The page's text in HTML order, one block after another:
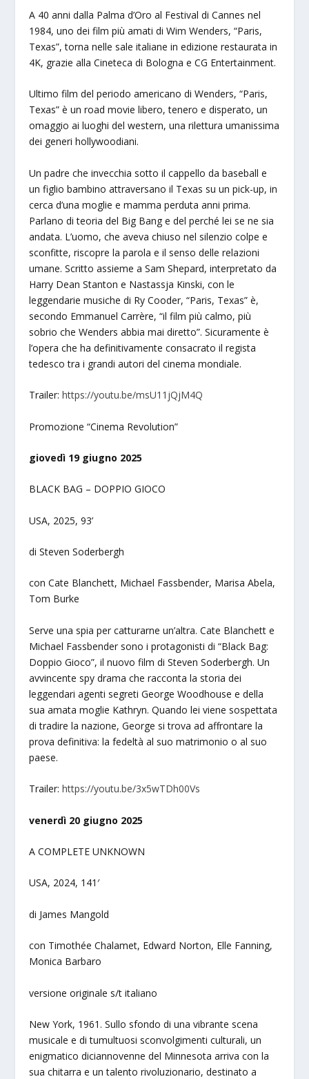
A 40 anni dalla Palma d’Oro al Festival di Cannes nel
1984, uno dei film più amati di Wim Wenders, “Paris,
Texas”, torna nelle sale italiane in edizione restaurata in
4K, grazie alla Cineteca di Bologna e CG Entertainment.
Ultimo film del periodo americano di Wenders, “Paris,
Texas” è un road movie libero, tenero e disperato, un
omaggio ai luoghi del western, una rilettura umanissima
dei generi hollywoodiani.
Un padre che invecchia sotto il cappello da baseball e
un figlio bambino attraversano il Texas su un pick-up, in
cerca d’una moglie e mamma perduta anni prima.
Parlano di teoria del Big Bang e del perché lei se ne sia
andata. L’uomo, che aveva chiuso nel silenzio colpe e
sconfitte, riscopre la parola e il senso delle relazioni
umane. Scritto assieme a Sam Shepard, interpretato da
Harry Dean Stanton e Nastassja Kinski, con le
leggendarie musiche di Ry Cooder, “Paris, Texas” è,
secondo Emmanuel Carrère, “il film più calmo, più
sobrio che Wenders abbia mai diretto”. Sicuramente è
l’opera che ha definitivamente consacrato il regista
tedesco tra i grandi autori del cinema mondiale.
Trailer:https://youtu.be/msU11jQjM4Q
Promozione “Cinema Revolution”
giovedì 19 giugno 2025
BLACK BAG – DOPPIO GIOCO
USA, 2025, 93’
di Steven Soderbergh
con Cate Blanchett, Michael Fassbender, Marisa Abela,
Tom Burke
Serve una spia per catturarne un’altra. Cate Blanchett e
Michael Fassbender sono i protagonisti di “Black Bag:
Doppio Gioco”, il nuovo film di Steven Soderbergh. Un
avvincente spy drama che racconta la storia dei
leggendari agenti segreti George Woodhouse e della
sua amata moglie Kathryn. Quando lei viene sospettata
di tradire la nazione, George si trova ad affrontare la
prova definitiva: la fedeltà al suo matrimonio o al suo
paese.
Trailer:https://youtu.be/3x5wTDh00Vs
venerdì 20 giugno 2025
A COMPLETE UNKNOWN
USA, 2024, 141′
di James Mangold
con Timothée Chalamet, Edward Norton, Elle Fanning,
Monica Barbaro
versione originale s/t italiano
New York, 1961. Sullo sfondo di una vibrante scena
musicale e di tumultuosi sconvolgimenti culturali, un
enigmatico diciannovenne del Minnesota arriva con la
sua chitarra e un talento rivoluzionario, destinato a